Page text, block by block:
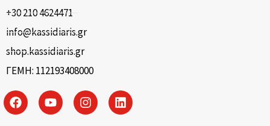
+30 210 4624471
info@kassidiaris.gr
shop.kassidiaris.gr
ΓΕΜΗ: 112193408000